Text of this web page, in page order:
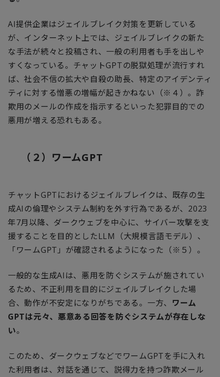
AI提供企業はジェイルブレイク対策を更新している
が、インターネット上では、ジェイルブレイクの新た
な手法が続々と投稿され、一般の利用者も手を出しや
すくなっている。チャットGPTの脱獄処理が流行すれ
ば、社会不信の拡大や自殺の助長、特定のアイデンティ
ティに対する憎悪の増幅が起きかねない（※４）。詐
欺用のメールの作成を指示するといった犯罪目的での
悪用が増える恐れもある。
（２）ワームGPT
チャットGPTにおけるジェイルブレイクは、既存の生
成AI の倫理やシステム制約を外す行為であるが、 2023
年7月以降、ダークウェブを中心に、サイバー攻撃を支
援することを目的としたLLM
（大規模言語モデル）、
「ワームGPT 」が確認されるようになった（※５）。
一般的な生成AI は、悪用を防ぐシステムが施されてい
るため、不正利用を目的にジェイルブレイクした場
合、動作が不安定になりがちである。一方、 ワーム
GPTは元々、悪意ある回答を防ぐシステムが存在しな
い。
このため、ダークウェブなどでワームGPTを手に入れ
た利用者は、対話を通じて、説得力を持つ詐欺メール